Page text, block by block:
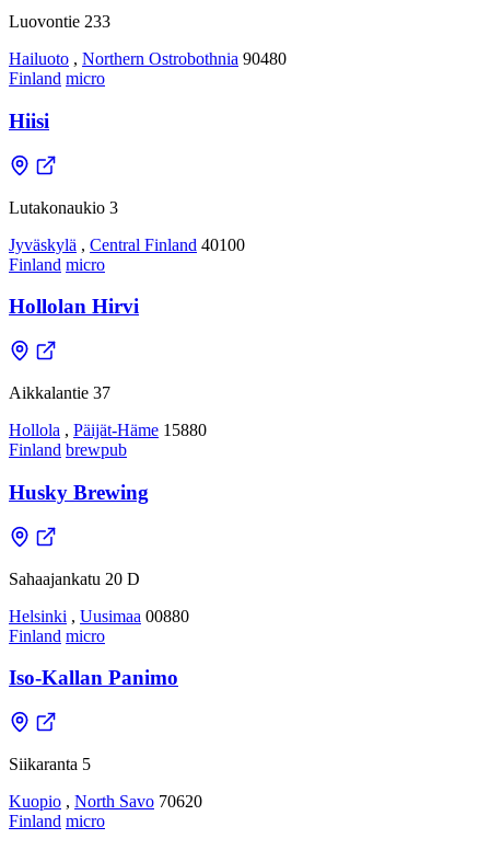
Luovontie 233
Hailuoto , Northern Ostrobothnia 90480
Finland micro
Hiisi
Lutakonaukio 3
Jyväskylä , Central Finland 40100
Finland micro
Hollolan Hirvi
Aikkalantie 37
Hollola , Päijät-Häme 15880
Finland brewpub
Husky Brewing
Sahaajankatu 20 D
Helsinki , Uusimaa 00880
Finland micro
Iso-Kallan Panimo
Siikaranta 5
Kuopio , North Savo 70620
Finland micro